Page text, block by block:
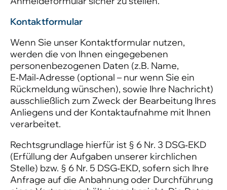
Kontaktformular
Wenn Sie unser Kontaktformular nutzen,
werden die von Ihnen eingegebenen
personenbezogenen Daten (z.B. Name,
E‑Mail‑Adresse (optional – nur wenn Sie ein
Rückmeldung wünschen), sowie Ihre Nachricht)
ausschließlich zum Zweck der Bearbeitung Ihres
Anliegens und der Kontaktaufnahme mit Ihnen
verarbeitet.
Rechtsgrundlage hierfür ist § 6 Nr. 3 DSG‑EKD
(Erfüllung der Aufgaben unserer kirchlichen
Stelle) bzw. § 6 Nr. 5 DSG‑EKD, sofern sich Ihre
Anfrage auf die Anbahnung oder Durchführung